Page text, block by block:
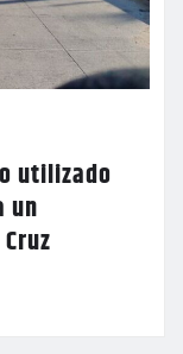
utilizado
un